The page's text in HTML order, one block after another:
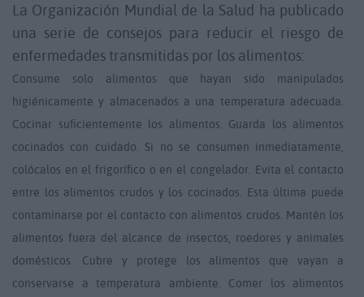
La Organización Mundial de la Salud ha publicado
una serie de consejos para reducir el riesgo de
enfermedades transmitidas por los alimentos:
Consume solo alimentos que hayan sido manipulados
higiénicamente y almacenados a una temperatura adecuada.
Cocinar suficientemente los alimentos. Guarda los alimentos
cocinados con cuidado. Si no se consumen inmediatamente,
colócalos en el frigorífico o en el congelador. Evita el contacto
entre los alimentos crudos y los cocinados. Esta última puede
contaminarse por el contacto con alimentos crudos. Mantén los
alimentos fuera del alcance de insectos, roedores y animales
domésticos.
Cubre y protege los alimentos que vayan a
conservarse a temperatura ambiente.
Comer los alimentos